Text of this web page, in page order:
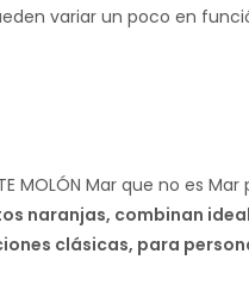
variar un poco en
MOLÓN Mar que no es
naranjas, combinan
clásicas, para